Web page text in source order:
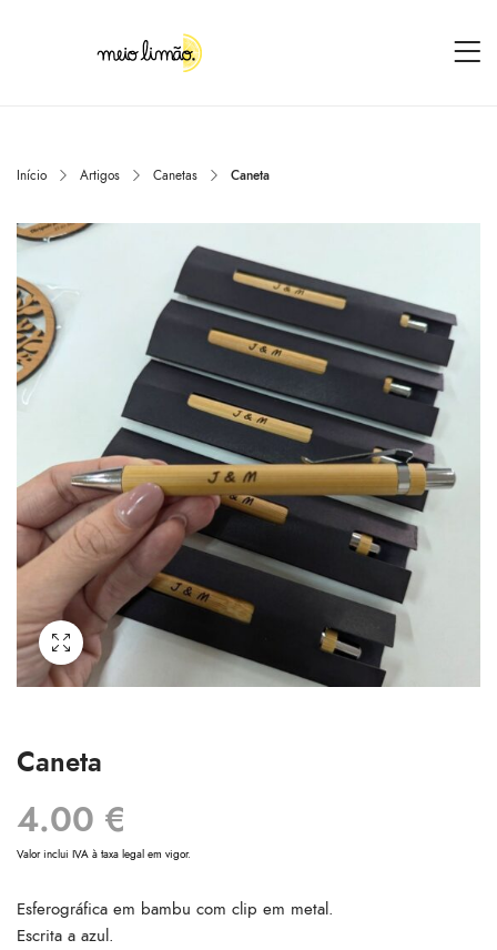
Início Artigos Canetas Caneta
Caneta
4.00 €
Valor inclui IVA à taxa legal em vigor.
Esferográfica em bambu com clip em metal.
Escrita a azul.